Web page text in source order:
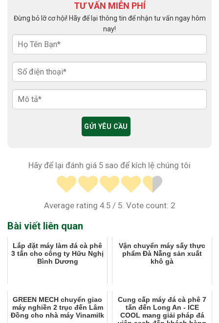
TƯ VẤN MIỄN PHÍ
Đừng bỏ lỡ cơ hội! Hãy để lại thông tin để nhận tư vấn ngay hôm
nay!
Hãy để lại đánh giá 5 sao để kích lệ chúng tôi
Average rating 4.5 / 5. Vote count: 2
Bài viết liên quan
Lắp đặt máy làm đá cà phê
3 tấn cho công ty Hữu Nghị
Bình Dương
Vận chuyển máy sấy thực
phẩm Đà Nẵng sản xuất
khô gà
GREEN MECH chuyển giao
máy nghiền 2 trục đến Lâm
Đồng cho nhà máy Vinamilk
Cung cấp máy đá cà phê 7
tấn đến Long An - ICE
COOL mang giải pháp đá